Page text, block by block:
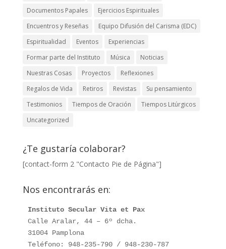
Documentos Papales
Ejercicios Espirituales
Encuentros y Reseñas
Equipo Difusión del Carisma (EDC)
Espiritualidad
Eventos
Experiencias
Formar parte del Instituto
Música
Noticias
Nuestras Cosas
Proyectos
Reflexiones
Regalos de Vida
Retiros Revistas
Su pensamiento
Testimonios
Tiempos de Oración
Tiempos Litúrgicos
Uncategorized
¿Te gustaría colaborar?
[contact-form 2 "Contacto Pie de Página"]
Nos encontrarás en:
Instituto Secular Vita et Pax
Calle Aralar, 44 – 6º dcha.
31004 Pamplona
Teléfono: 948-235-790 / 948-230-787